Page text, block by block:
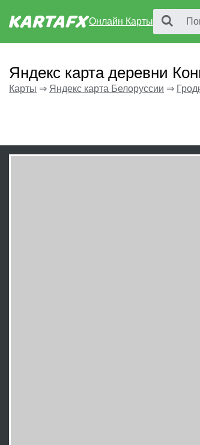
Онлайн Карты
Яндекс карта деревни
Карты ⇒ Яндекс карта Белоруссии ⇒